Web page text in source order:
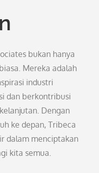
bukan hanya
Mereka adalah
industri
dan berkontribusi
Dengan
ke depan, Tribeca
dalam menciptakan
kita semua.